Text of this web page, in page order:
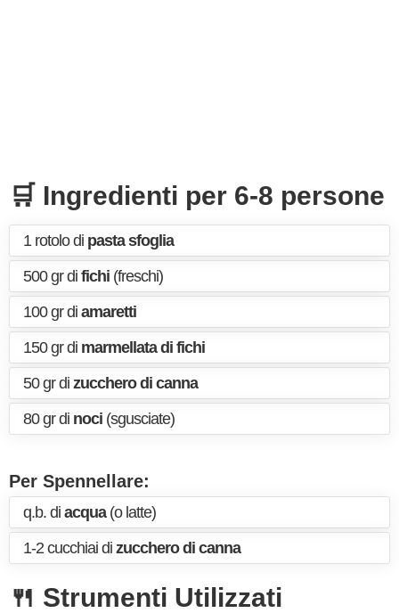
🛒 Ingredienti per 6-8 persone
1 rotolo di pasta sfoglia
500 gr di fichi (freschi)
100 gr di amaretti
150 gr di marmellata di fichi
50 gr di zucchero di canna
80 gr di noci (sgusciate)
Per Spennellare:
q.b. di acqua(o latte)
1-2 cucchiai di zucchero di canna
🍴 Strumenti Utilizzati